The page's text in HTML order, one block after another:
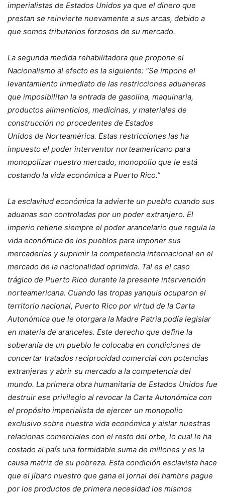
imperialistas de Estados Unidos ya que el dinero que
prestan se reinvierte nuevamente a sus arcas, debido a
que somos tributarios forzosos de su mercado.
La segunda medida rehabilitadora que propone el
Nacionalismo al efecto es la siguiente: “Se impone el
levantamiento inmediato de las restricciones aduaneras
que imposibilitan la entrada de gasolina, maquinaria,
productos alimenticios, medicinas, y materiales de
construcción no procedentes de Estados
Unidos de Norteamérica. Estas restricciones las ha
impuesto el poder interventor norteamericano para
monopolizar nuestro mercado, monopolio que le está
costando la vida económica a Puerto Rico.”
La esclavitud económica la advierte un pueblo cuando sus
aduanas son controladas por un poder extranjero. El
imperio retiene siempre el poder arancelario que regula la
vida económica de los pueblos para imponer sus
mercaderías y suprimir la competencia internacional en el
mercado de la nacionalidad oprimida. Tal es el caso
trágico de Puerto Rico durante la presente intervención
norteamericana. Cuando las tropas yanquis ocuparon el
territorio nacional, Puerto Rico por virtud de la Carta
Autonómica que le otorgara la Madre Patria podía legislar
en materia de aranceles. Este derecho que define la
soberanía de un pueblo le colocaba en condiciones de
concertar tratados reciprocidad comercial con potencias
extranjeras y abrir su mercado a la competencia del
mundo. La primera obra humanitaria de Estados Unidos fue
destruir ese privilegio al revocar la Carta Autonómica con
el propósito imperialista de ejercer un monopolio
exclusivo sobre nuestra vida económica y aislar nuestras
relacionas comerciales con el resto del orbe, lo cual le ha
costado al país una formidable suma de millones y es la
causa matriz de su pobreza. Esta condición esclavista hace
que el jíbaro nuestro que gana el jornal del hambre pague
por los productos de primera necesidad los mismos